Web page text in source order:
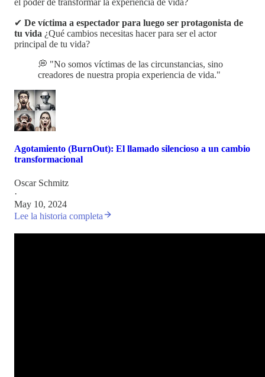
el poder de transformar la experiencia de vida?
✔ De víctima a espectador para luego ser protagonista de
tu vida ¿Qué cambios necesitas hacer para ser el actor
principal de tu vida?
💭 "No somos víctimas de las circunstancias, sino
creadores de nuestra propia experiencia de vida."
Agotamiento (BurnOut): El llamado silencioso a un cambio
transformacional
Oscar Schmitz
·
May 10, 2024
Lee la historia completa